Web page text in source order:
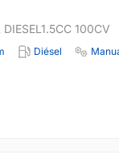
100CV
Diésel